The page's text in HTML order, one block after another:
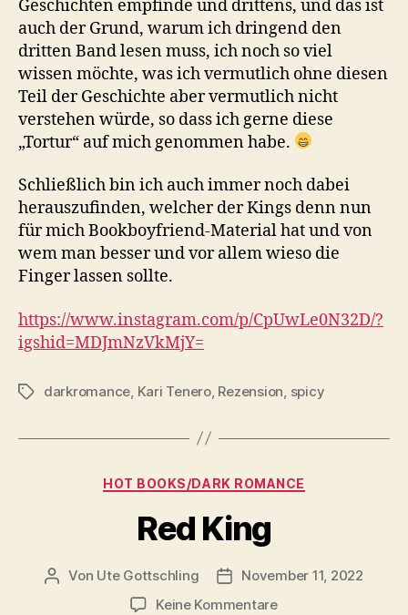
Geschichten empfinde und drittens, und das ist
auch der Grund, warum ich dringend den
dritten Band lesen muss, ich noch so viel
wissen möchte, was ich vermutlich ohne diesen
Teil der Geschichte aber vermutlich nicht
verstehen würde, so dass ich gerne diese
„Tortur“ auf mich genommen habe.
Schließlich bin ich auch immer noch dabei
herauszufinden, welcher der Kings denn nun
für mich Bookboyfriend-Material hat und von
wem man besser und vor allem wieso die
Finger lassen sollte.
https://www.instagram.com/p/CpUwLe0N32D/?
igshid=MDJmNzVkMjY=
Schlagwörter
darkromance Kari Tenero, Rezension spicy
Kategorien
HOT BOOKS/DARK ROMANCE
Red King
Beitragsautor
Von Ute Gottschling Veröffentlichungsdatum
November 11, 2022
Keine Kommentarezu